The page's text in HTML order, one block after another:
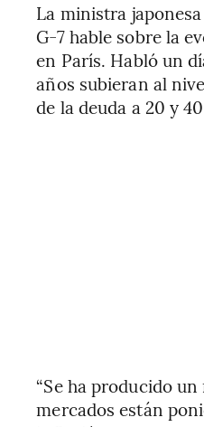
La ministra
G-7 hable sobre la
en París. Habló un
años subieran al
de la deuda a 20 y
“Se ha producido
mercados están